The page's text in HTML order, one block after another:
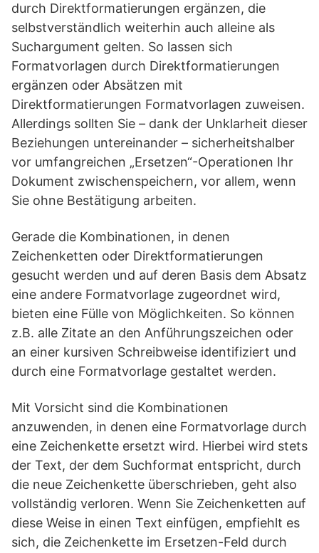
durch Direktformatierungen ergänzen, die
selbstverständlich weiterhin auch alleine als
Suchargument gelten. So lassen sich
Formatvorlagen durch Direktformatierungen
ergänzen oder Absätzen mit
Direktformatierungen Formatvorlagen zuweisen.
Allerdings sollten Sie – dank der Unklarheit dieser
Beziehungen untereinander – sicherheitshalber
vor umfangreichen „Ersetzen“-Operationen Ihr
Dokument zwischenspeichern, vor allem, wenn
Sie ohne Bestätigung arbeiten.
Gerade die Kombinationen, in denen
Zeichenketten oder Direktformatierungen
gesucht werden und auf deren Basis dem Absatz
eine andere Formatvorlage zugeordnet wird,
bieten eine Fülle von Möglichkeiten. So können
z.B. alle Zitate an den Anführungszeichen oder
an einer kursiven Schreibweise identifiziert und
durch eine Formatvorlage gestaltet werden.
Mit Vorsicht sind die Kombinationen
anzuwenden, in denen eine Formatvorlage durch
eine Zeichenkette ersetzt wird. Hierbei wird stets
der Text, der dem Suchformat entspricht, durch
die neue Zeichenkette überschrieben, geht also
vollständig verloren. Wenn Sie Zeichenketten auf
diese Weise in einen Text einfügen, empfiehlt es
sich, die Zeichenkette im Ersetzen-Feld durch